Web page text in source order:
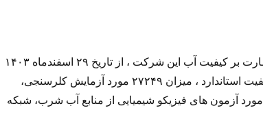
وی اذعان داشت : بر اساس آمار تجمعی اخذ شده از مدیر مرکز پایش و نظارت بر کیفیت آب این شرکت ، از تاریخ ۲۹ اسفندماه ۱۴۰۳
لغایت ۹ فروردین ۱۴۰۴ و همزمان با تشدید نظارت بر توزیع آب شرب با کیفیت استاندارد ، میزان ۲۷۲۴۹ مورد آزمایش کلرسنجی،
۱۷۴۶۲ مورد آزمایش کدورت سنجی و ۷۱۶ مورد آزمایش میکروبی و ۱۱۷ مورد آزمون های فیزیکو شیمیایی از منابع آب شرب، شبکه